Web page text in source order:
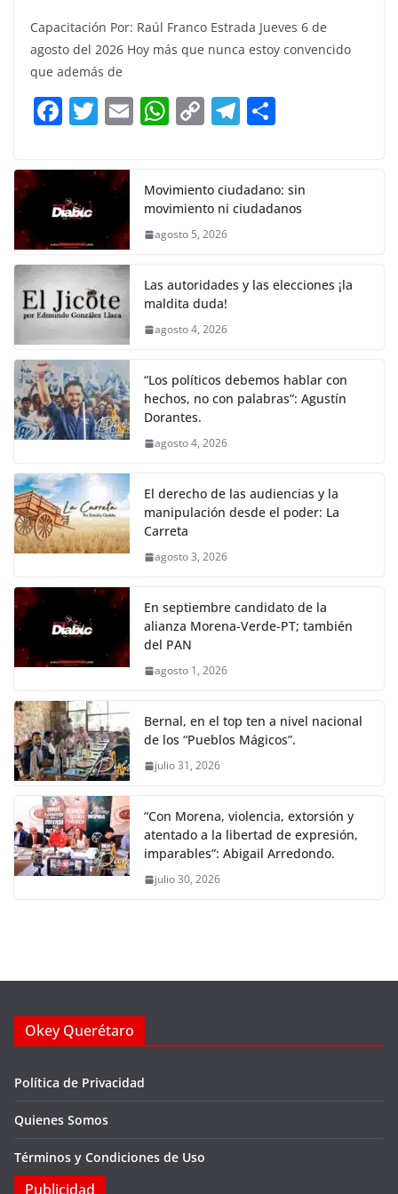
a
c
e
b
o
k
itt
er
m
ai at
A
p
p
Li
n
el
e
a
m
ar
e
Capacitación Por: Raúl Franco Estrada Jueves 6 de
agosto del 2026 Hoy más que nunca estoy convencido
que además de
F
c
e
b
o
o
k
T
itt
er
E W
s
A
p
C
y
Li
k
T
gr
a
e
Movimiento ciudadano: sin
movimiento ni ciudadanos
agosto 5, 2026
Las autoridades y las elecciones ¡la
maldita duda!
agosto 4, 2026
“Los políticos debemos hablar con
hechos, no con palabras”: Agustín
Dorantes.
agosto 4, 2026
El derecho de las audiencias y la
manipulación desde el poder: La
Carreta
agosto 3, 2026
En septiembre candidato de la
alianza Morena-Verde-PT; también
del PAN
agosto 1, 2026
Bernal, en el top ten a nivel nacional
de los “Pueblos Mágicos”.
julio 31, 2026
“Con Morena, violencia, extorsión y
atentado a la libertad de expresión,
imparables”: Abigail Arredondo.
julio 30, 2026
Okey Querétaro
Política de Privacidad
Quienes Somos
Términos y Condiciones de Uso
Publicidad